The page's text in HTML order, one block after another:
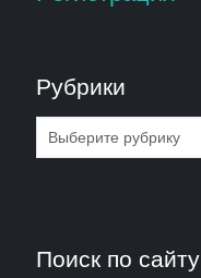
Рубрики
Рубрики
Поиск по сайту